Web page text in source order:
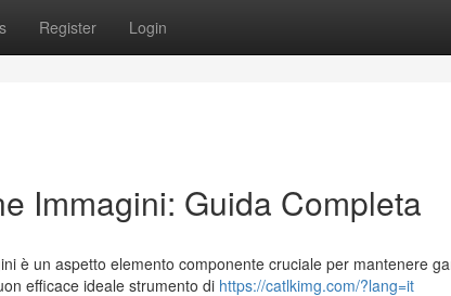
Register Login
Immagini: Guida Completa
è un aspetto elemento componente cruciale per mantenere
efficace ideale strumento di https://catlkimg.com/?lang=it